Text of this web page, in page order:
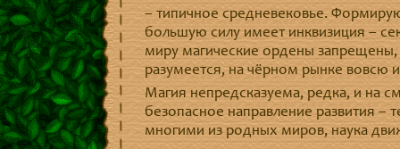
– типичное средневековье.
большую силу имеет инквизиция –
миру магические ордены запрещены,
разумеется, на чёрном рынке вовсю
Магия непредсказуема, редка, и на
безопасное направление развития –
многими из родных миров, наука